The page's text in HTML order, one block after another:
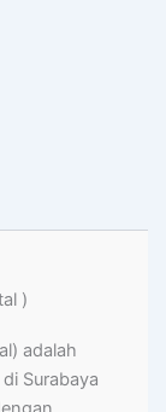
)
adalah
Surabaya